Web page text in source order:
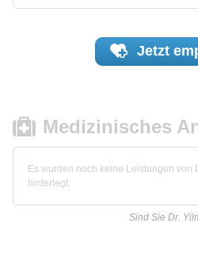
Jetzt
Medizinisches
Es wurden noch keine Leistungen von
hinterlegt.
Sind Sie Dr.